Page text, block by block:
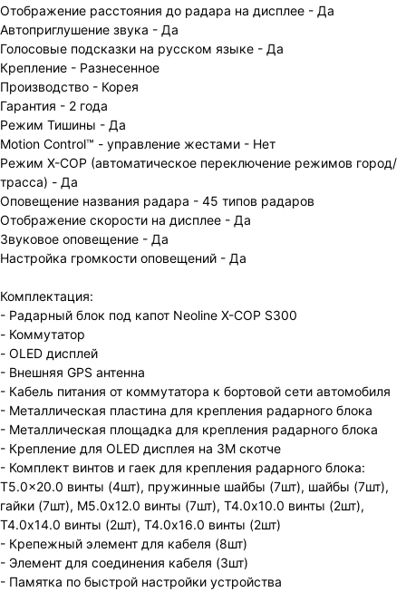
Отображение расстояния до радара на дисплее - Да
Автоприглушение звука - Да
Голосовые подсказки на русском языке - Да
Крепление - Разнесенное
Производство - Корея
Гарантия - 2 года
Режим Тишины - Да
Motion Control™ - управление жестами - Нет
Режим X-COP (автоматическое переключение режимов город/
трасса) - Да
Оповещение названия радара - 45 типов радаров
Отображение скорости на дисплее - Да
Звуковое оповещение - Да
Настройка громкости оповещений - Да
Комплектация:
- Радарный блок под капот Neoline X-COP S300
- Коммутатор
- OLED дисплей
- Внешняя GPS антенна
- Кабель питания от коммутатора к бортовой сети автомобиля
- Металлическая пластина для крепления радарного блока
- Металлическая площадка для крепления радарного блока
- Крепление для OLED дисплея на 3М скотче
- Комплект винтов и гаек для крепления радарного блока:
T5.0x20.0 винты (4шт), пружинные шайбы (7шт), шайбы (7шт),
гайки (7шт), М5.0х12.0 винты (7шт), T4.0х10.0 винты (2шт),
Т4.0х14.0 винты (2шт), Т4.0х16.0 винты (2шт)
- Крепежный элемент для кабеля (8шт)
- Элемент для соединения кабеля (3шт)
- Памятка по быстрой настройки устройства